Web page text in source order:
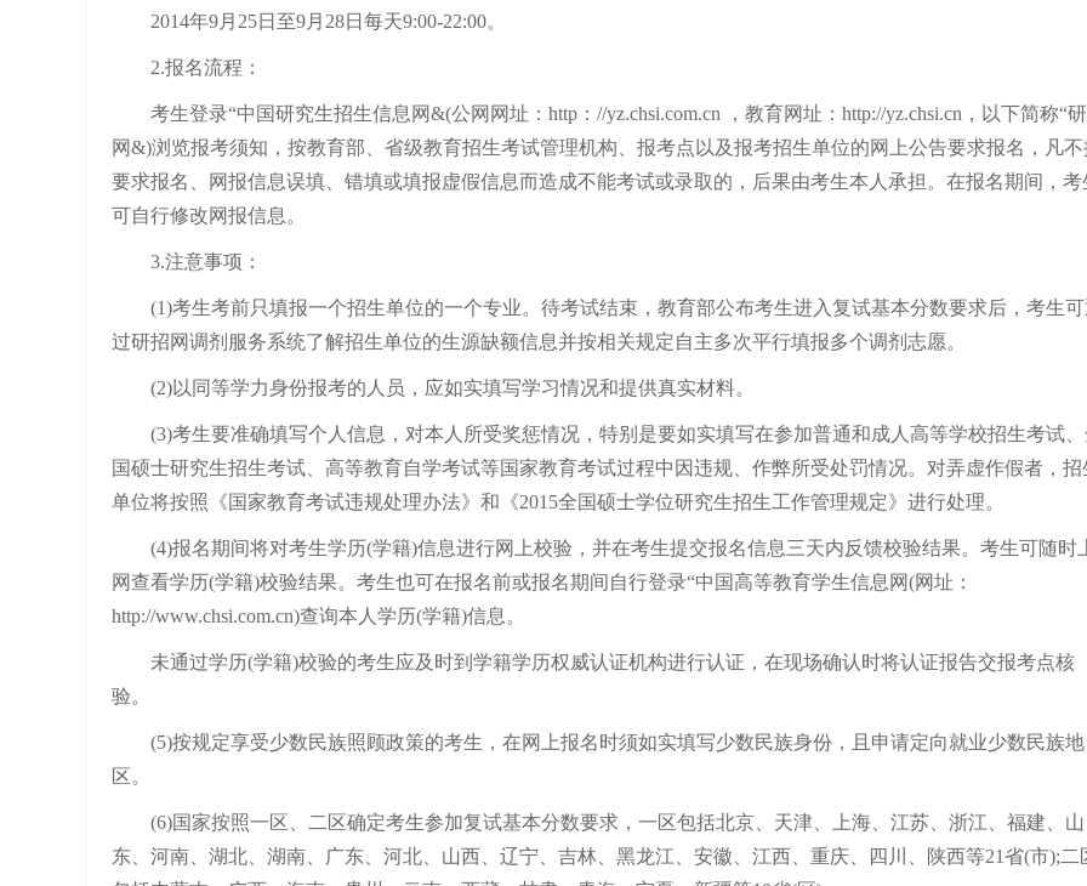
2014年9月25日至9月28日每天9:00-22:00。
2.报名流程：
考生登录“中国研究生招生信息网&(公网网址：http：//yz.chsi.com.cn ，教育网址：http://yz.chsi.cn，以下简称“
网&)浏览报考须知，按教育部、省级教育招生考试管理机构、报考点以及报考招生单位的网上公告要求报名，凡不
要求报名、网报信息误填、错填或填报虚假信息而造成不能考试或录取的，后果由考生本人承担。在报名期间，考
可自行修改网报信息。
3.注意事项：
(1)考生考前只填报一个招生单位的一个专业。待考试结束，教育部公布考生进入复试基本分数要求后，考生可
过研招网调剂服务系统了解招生单位的生源缺额信息并按相关规定自主多次平行填报多个调剂志愿。
(2)以同等学力身份报考的人员，应如实填写学习情况和提供真实材料。
(3)考生要准确填写个人信息，对本人所受奖惩情况，特别是要如实填写在参加普通和成人高等学校招生考试、
国硕士研究生招生考试、高等教育自学考试等国家教育考试过程中因违规、作弊所受处罚情况。对弄虚作假者，招
单位将按照《国家教育考试违规处理办法》和《2015全国硕士学位研究生招生工作管理规定》进行处理。
(4)报名期间将对考生学历(学籍)信息进行网上校验，并在考生提交报名信息三天内反馈校验结果。考生可随时
网查看学历(学籍)校验结果。考生也可在报名前或报名期间自行登录“中国高等教育学生信息网(网址：
http://www.chsi.com.cn)查询本人学历(学籍)信息。
未通过学历(学籍)校验的考生应及时到学籍学历权威认证机构进行认证，在现场确认时将认证报告交报考点核
验。
(5)按规定享受少数民族照顾政策的考生，在网上报名时须如实填写少数民族身份，且申请定向就业少数民族地
区。
(6)国家按照一区、二区确定考生参加复试基本分数要求，一区包括北京、天津、上海、江苏、浙江、福建、山
东、河南、湖北、湖南、广东、河北、山西、辽宁、吉林、黑龙江、安徽、江西、重庆、四川、陕西等21省(市);二